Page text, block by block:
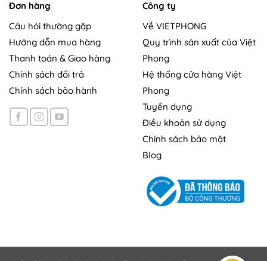
Đơn hàng
Câu hỏi thường gặp
Hướng dẫn mua hàng
Thanh toán & Giao hàng
Chính sách đổi trả
Chính sách bảo hành
Công ty
Về VIETPHONG
Quy trình sản xuất của Việt
Phong
Hệ thống cửa hàng Việt
Phong
Tuyển dụng
Điều khoản sử dụng
Chính sách bảo mật
Blog